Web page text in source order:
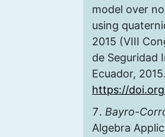
model over
using
2015 (VIII
de Seguridad
Ecuador,
https://
Bayro-
Algebra